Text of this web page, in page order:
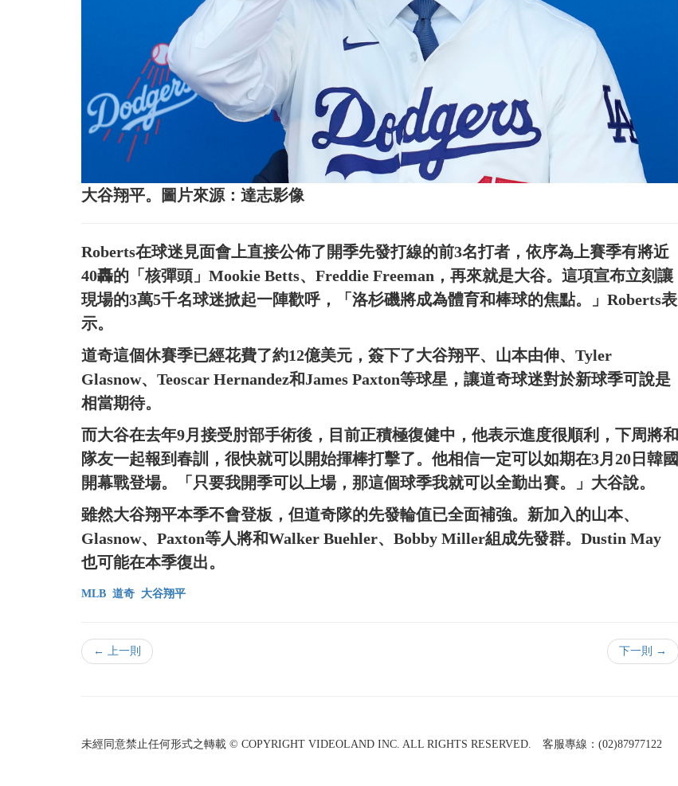
大谷翔平。圖片來源：達志影像
Roberts在球迷見面會上直接公佈了開季先發打線的前3名打者，依序為上賽季有將近
40轟的「核彈頭」Mookie Betts、Freddie Freeman，再來就是大谷。這項宣布立刻讓
現場的3萬5千名球迷掀起一陣歡呼，「洛杉磯將成為體育和棒球的焦點。」Roberts表
示。
道奇這個休賽季已經花費了約12億美元，簽下了大谷翔平、山本由伸、Tyler
Glasnow、Teoscar Hernandez和James Paxton等球星，讓道奇球迷對於新球季可說是
相當期待。
而大谷在去年9月接受肘部手術後，目前正積極復健中，他表示進度很順利，下周將和
隊友一起報到春訓，很快就可以開始揮棒打擊了。他相信一定可以如期在3月20日韓國
開幕戰登場。「只要我開季可以上場，那這個球季我就可以全勤出賽。」大谷說。
雖然大谷翔平本季不會登板，但道奇隊的先發輪值已全面補強。新加入的山本、
Glasnow、Paxton等人將和Walker Buehler、Bobby Miller組成先發群。Dustin May
也可能在本季復出。
MLB 道奇 大谷翔平
← 上一則 下一則 →
未經同意禁止任何形式之轉載 © COPYRIGHT VIDEOLAND INC. ALL RIGHTS RESERVED. 客服專線：(02)87977122